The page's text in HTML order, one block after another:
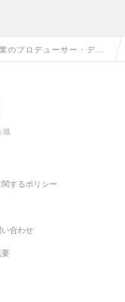
のプロデューサー・ディ
職
するポリシー
合わせ
要